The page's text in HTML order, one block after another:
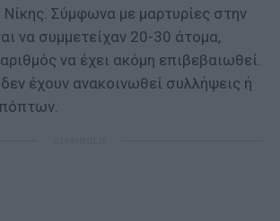
Σύμφωνα με μαρτυρίες στην
να συμμετείχαν 20-30 άτομα,
να έχει ακόμη επιβεβαιωθεί.
έχουν ανακοινωθεί συλλήψεις ή